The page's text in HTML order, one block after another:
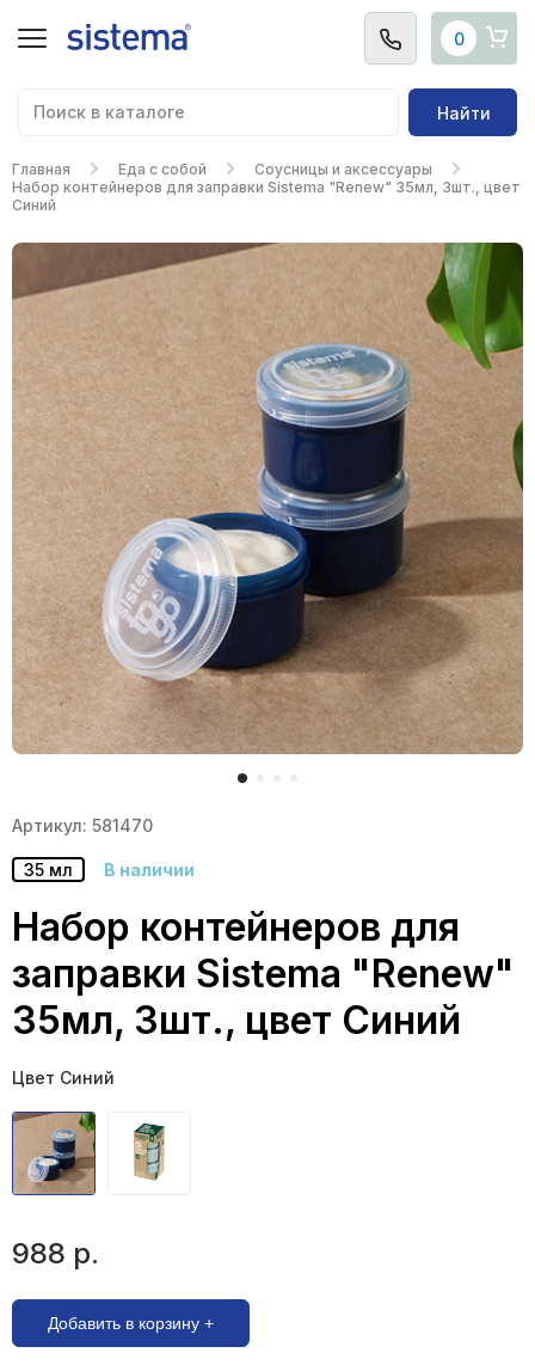
0
Найти
Главная Еда с собой
Соусницы и аксессуары
Набор контейнеров для заправки Sistema "Renew" 35мл, 3шт., цвет
Синий
Артикул: 581470
35 мл В наличии
Набор контейнеров для
заправки Sistema "Renew"
35мл, 3шт., цвет Синий
Цвет Синий
988 р.
Добавить в корзину +